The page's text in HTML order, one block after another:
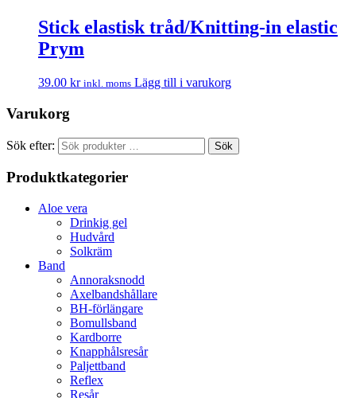
Stick elastisk tråd/Knitting-in elastic
Prym
39.00 kr inkl. moms Lägg till i varukorg
Varukorg
Sök efter: Sök
Produktkategorier
Aloe vera
Drinkig gel
Hudvård
Solkräm
Band
Annoraksnodd
Axelbandshållare
BH-förlängare
Bomullsband
Kardborre
Knapphålsresår
Paljettband
Reflex
Resår